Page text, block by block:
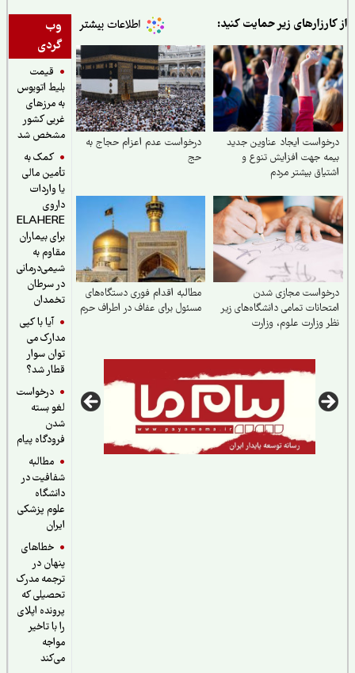
وب
گردی
قیمت
بلیط اتوبوس
به مرزهای
غربی کشور
مشخص شد
کمک به
تأمین مالی
یا واردات
ELAHERE
برای بیماران
مقاوم به
شیمی‌درمانی
در سرطان
تخمدان
آیا با کپی
مدارک می
توان سوار
قطار شد؟
درخواست
لغو بسته
فرودگاه پیام
مطالبه
شفافیت در
دانشگاه
علوم پزشکی
خطاهای
پنهان در
ترجمه مدرک
تحصیلی که
پرونده اپلای
را با تاخیر
زیر حمایت کنید:
ایجاد عناوین جدید
جهت افزایش تنوع و
بیشتر مردم
درخواست عدم اعزام حجاج به
مجازی شدن
تمامی دانشگاه‌های زیر
وزارت علوم‌، وزارت
مطالبه اقدام فوری دستگاه‌های
مسئول برای عفاف در اطراف حرم